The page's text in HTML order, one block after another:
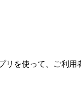
リを使って、ご利